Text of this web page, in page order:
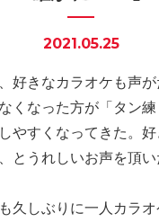
-学会発表情報
-お客様の声
誤嚥・誤嚥
-誤嚥・誤嚥性
-誤嚥のQ&A(
会社情報
2021.05.25
好きなカラオケも声
くなった方が「タン
やすくなってきた。
とうれしいお声を頂
久しぶりに一人カラ